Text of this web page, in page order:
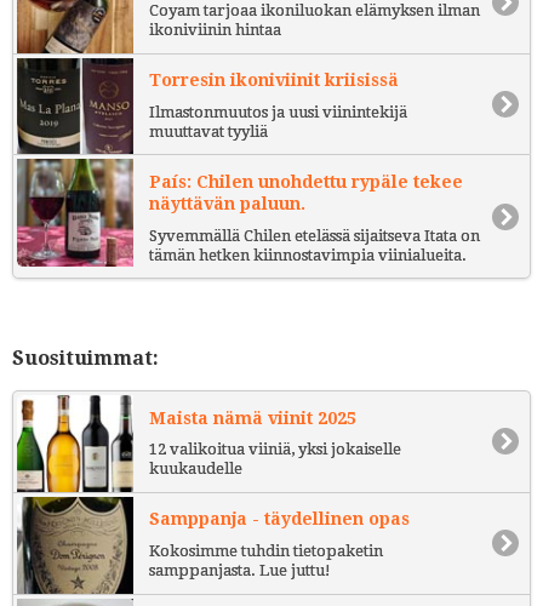
Coyam tarjoaa ikoniluokan elämyksen ilman
ikoniviinin hintaa
Torresin ikoniviinit kriisissä
Ilmastonmuutos ja uusi viinintekijä
muuttavat tyyliä
País: Chilen unohdettu rypäle tekee
näyttävän paluun.
Syvemmällä Chilen etelässä sijaitseva Itata on
tämän hetken kiinnostavimpia viinialueita.
Suosituimmat:
Maista nämä viinit 2025
12 valikoitua viiniä, yksi jokaiselle
kuukaudelle
Samppanja - täydellinen opas
Kokosimme tuhdin tietopaketin
samppanjasta. Lue juttu!